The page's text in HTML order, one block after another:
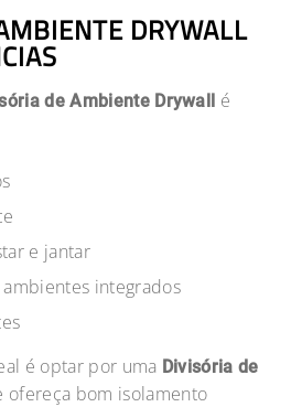
DRYWALL
de Ambiente Drywall é
e jantar
integrados
é optar por uma Divisória de
ofereça bom isolamento